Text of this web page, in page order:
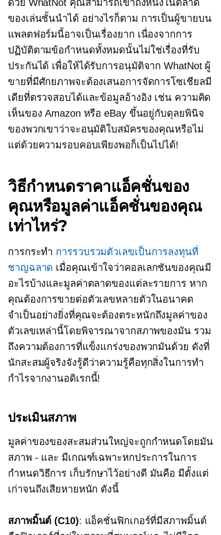
ด้วย WhatNot คุณสามารถเข้าถึงหนึ่งในตลาด
ของเล่นชั้นนำได้ อย่างไรก็ตาม การเป็นผู้ขายบน
แพลตฟอร์มนี้อาจเป็นเรื่องยาก เนื่องจากการ
ปฏิบัติตามข้อกำหนดทั้งหมดนั้นไม่ใช่เรื่องที่รับ
ประกันได้ เพื่อให้ได้รับการอนุมัติจาก WhatNot ผู้
ขายที่มีศักยภาพจะต้องเสนอการจัดการโซเชียลมี
เดียที่ตรวจสอบได้และข้อมูลอ้างอิง เช่น ความคิด
เห็นของ Amazon หรือ eBay ขึ้นอยู่กับดุลยพินิจ
ของพวกเขาว่าจะอนุมัติใบสมัครของคุณหรือไม่
แต่ด้วยความรอบคอบเพียงพอก็เป็นไปได้!
วิธีกำหนดราคาแอ็คชั่นของ
คุณหรือมูลค่าแอ็คชั่นของคุณ
เท่าไหร่?
การกระทำ การรวบรวมตัวเลขเป็นการลงทุนที่
ชาญฉลาด เมื่อคุณเข้าใจว่าคอลเลกชันของคุณมี
อะไรบ้างและมูลค่าตลาดของแต่ละรายการ หาก
คุณต้องการขายต่อตัวเลขหลายตัวในอนาคต
จำเป็นอย่างยิ่งที่คุณจะต้องตระหนักถึงมูลค่าของ
ตัวเลขเหล่านี้โดยพิจารณาจากสภาพของมัน รวม
ถึงความต้องการที่แข็งแกร่งของพวกมันด้วย ดังที่
นักสะสมผู้จริงจังรู้ดีว่าความรู้คือทุกสิ่งในการทำ
กำไรจากงานอดิเรกนี้!
ประเมินสภาพ
มูลค่าของของสะสมส่วนใหญ่จะถูกกำหนดโดยมัน
สภาพ - และ มีเกณฑ์เฉพาะหกประการในการ
กำหนดวิธีการ เก็บรักษาไว้อย่างดี มันคือ มีตั้งแต่
เก่าจนถึงเสียหายหนัก ดังนี้
สภาพมิ้นต์ (C10): แอ็คชั่นฟิกเกอร์ที่มีสภาพมิ้นต์